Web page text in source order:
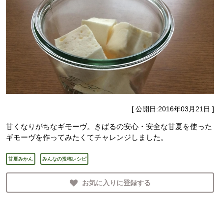
[ 公開日:2016年03月21日 ]
甘くなりがちなギモーヴ。きばるの安心・安全な甘夏を使った
ギモーヴを作ってみたくてチャレンジしました。
甘夏みかん みんなの投稿レシピ
お気に入りに登録する